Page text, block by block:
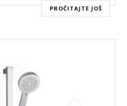
PROČITAJTE JOŠ